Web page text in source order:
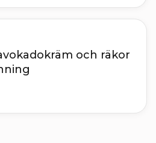
och räkor